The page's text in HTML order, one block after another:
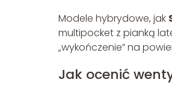
Modele hybrydowe, jak
multipocket z pianką
„wykończenie” na
Jak ocenić